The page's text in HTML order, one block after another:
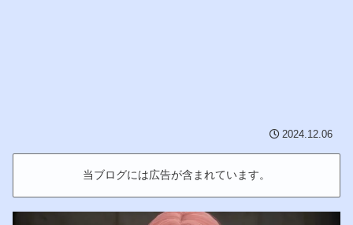
2024.12.06
当ブログには広告が含まれています。